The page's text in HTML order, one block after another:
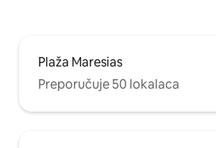
Plaža Maresias
Preporučuje 50 lokalaca